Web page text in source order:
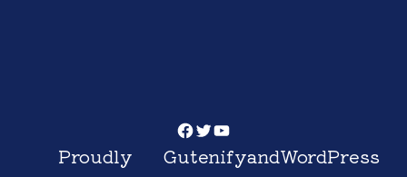
Facebook
Twitter
YouTube
Proudly
GutenifyandWordPress